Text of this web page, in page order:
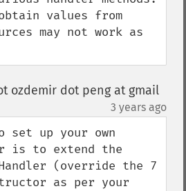
values from
may not work as
ozdemir dot peng at gmail
3 years ago
set up your own
is to extend the
(override the 7
as per your